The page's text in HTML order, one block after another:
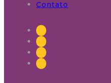
Contato